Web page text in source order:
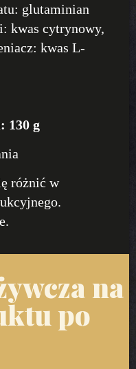
glutaminian
kwas cytrynowy,
kwas L-
130 g
różnić w
na
po